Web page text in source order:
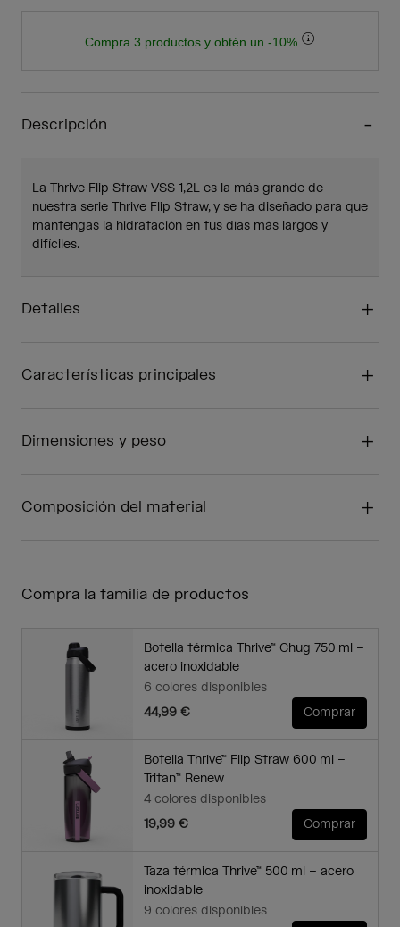
Compra 3 productos y obtén un -10%
Descripción
La Thrive Flip Straw VSS 1,2L es la más grande de
nuestra serie Thrive Flip Straw, y se ha diseñado para que
mantengas la hidratación en tus días más largos y
difíciles.
Detalles
Características principales
Dimensiones y peso
Composición del material
Compra la familia de productos
Botella térmica Thrive™ Chug 750 ml –
acero inoxidable
6 colores disponibles
44,99 €
Comprar
Botella Thrive™ Flip Straw 600 ml –
Tritan™ Renew
4 colores disponibles
19,99 €
Comprar
Taza térmica Thrive™ 500 ml – acero
inoxidable
9 colores disponibles